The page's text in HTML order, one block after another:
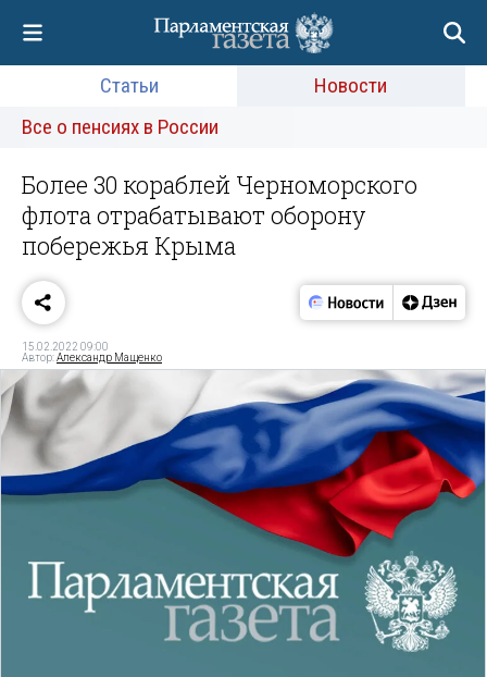
Статьи
Новости
Все о пенсиях в России
Более 30 кораблей Черноморского
флота отрабатывают оборону
побережья Крыма
15.02.2022 09:00
Автор:Александр Мащенко